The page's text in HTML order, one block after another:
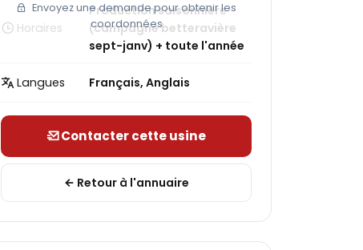
Envoyez une demande pour obtenir les
coordonnées
Horaires
Production saisonnière
(campagne betteravière
sept-janv) + toute l'année
Langues Français, Anglais
Contacter cette usine
Retour à l'annuaire